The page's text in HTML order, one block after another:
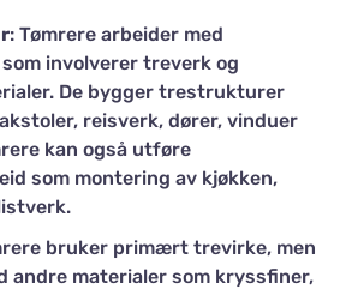
: Tømrere arbeider med
involverer treverk og
De bygger trestrukturer
reisverk, dører, vinduer
kan også utføre
som montering av kjøkken,
bruker primært trevirke, men
andre materialer som kryssfiner,